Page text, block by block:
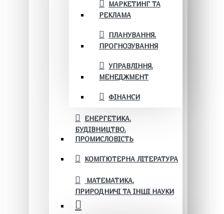
МАРКЕТИНГ ТА
РЕКЛАМА
ПЛАНУВАННЯ.
ПРОГНОЗУВАННЯ
УПРАВЛІННЯ.
МЕНЕДЖМЕНТ
ФІНАНСИ
ЕНЕРГЕТИКА.
БУДІВНИЦТВО.
ПРОМИСЛОВІСТЬ
КОМП'ЮТЕРНА ЛІТЕРАТУРА
МАТЕМАТИКА.
ПРИРОДНИЧІ ТА ІНШІ НАУКИ